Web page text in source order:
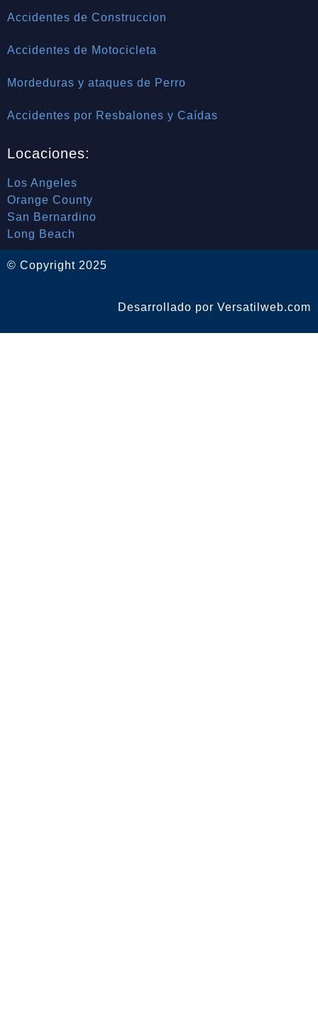
Accidentes de Construccion
Accidentes de Motocicleta
Mordeduras y ataques de Perro
Accidentes por Resbalones y Caídas
Locaciones:
Los Angeles
Orange County
San Bernardino
Long Beach
© Copyright 2025
Desarrollado por Versatilweb.com